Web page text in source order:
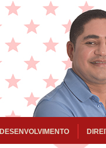
DESENVOLVIMENTO